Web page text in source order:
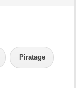
Piratage